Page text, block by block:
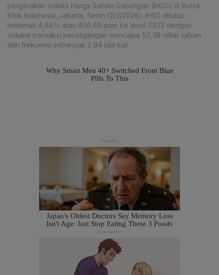
pergerakan Indeks Harga Saham Gabungan (IHSG) di Bursa
Efek Indonesia, Jakarta, Senin (2/2/2026). IHSG ditutup
melemah 4,88% atau 406,88 poin ke level 7.922 dengan
volume transaksi perdagangan mencapai 50,39 miliar saham
dan frekuensi sebanyak 2,94 juta kali.